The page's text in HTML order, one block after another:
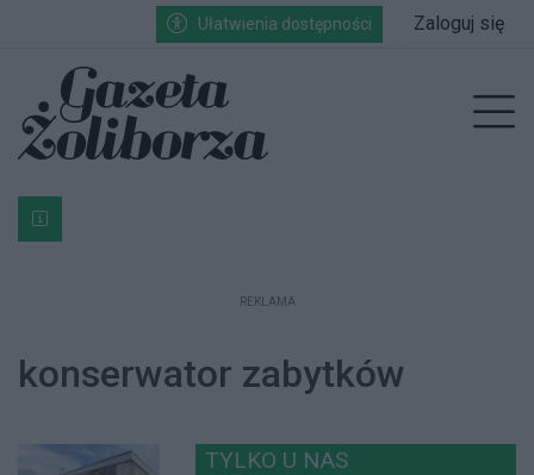
Przejdź do głównych treści
Przejdź do wyszukiwarki
Przejdź do głównego menuUłatwienia dostępności Zaloguj się
Bardzo ważna informacja dla podatników posiadających
REKLAMA
konserwator zabytków
TYLKO U NAS